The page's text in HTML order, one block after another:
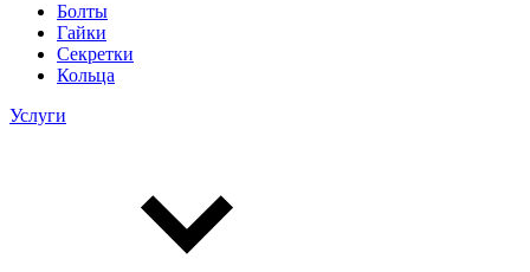
Болты
Гайки
Секретки
Кольца
Услуги